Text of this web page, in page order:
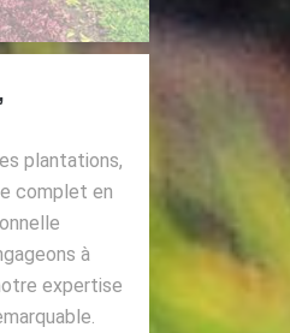
plantations,
complet en
à
expertise